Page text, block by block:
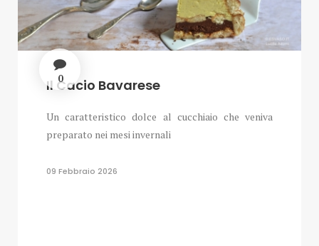
0
Il Cacio Bavarese
Un caratteristico dolce al cucchiaio che veniva
preparato nei mesi invernali
09 Febbraio 2026